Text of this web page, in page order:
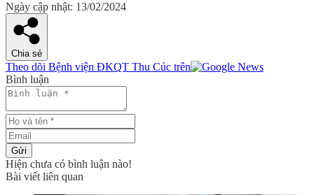
Ngày cập nhật: 13/02/2024
Chia sẻ
Theo dõi Bệnh viện ĐKQT Thu Cúc trên
Bình luận
Gửi
Hiện chưa có bình luận nào!
Bài viết liên quan